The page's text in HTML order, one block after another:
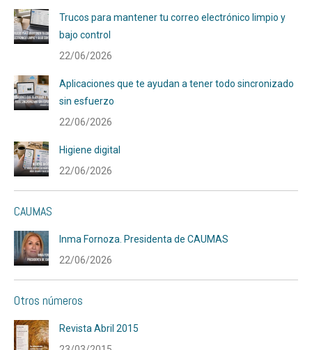
Trucos para mantener tu correo electrónico limpio y
bajo control
22/06/2026
Aplicaciones que te ayudan a tener todo sincronizado
sin esfuerzo
22/06/2026
Higiene digital
22/06/2026
CAUMAS
Inma Fornoza. Presidenta de CAUMAS
22/06/2026
Otros números
Revista Abril 2015